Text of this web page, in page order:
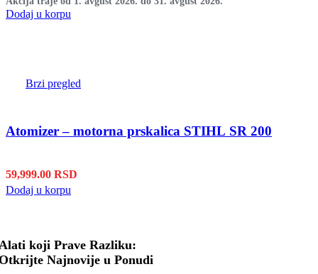
Dodaj u korpu
Brzi pregled
Atomizer – motorna prskalica STIHL SR 200
59,999.00 RSD
Dodaj u korpu
koji Prave Razliku:
Najnovije u Ponudi